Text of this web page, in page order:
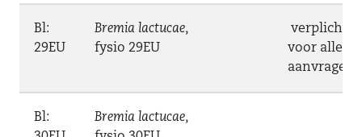
Bl:
29EU
Bremia lactucae,
fysio 29EU
verplicht
voor alle
aanvragen
Bl:
Bremia lactucae,